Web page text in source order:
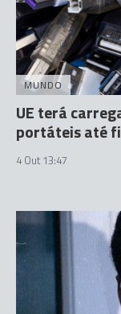
MUNDO
UE terá
portáteis até
4 Out 13:47